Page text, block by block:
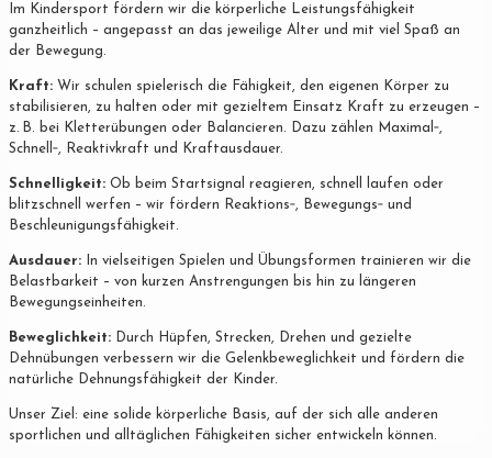
Im Kindersport fördern wir die körperliche Leistungsfähigkeit
ganzheitlich – angepasst an das jeweilige Alter und mit viel Spaß an
der Bewegung.
Kraft: Wir schulen spielerisch die Fähigkeit, den eigenen Körper zu
stabilisieren, zu halten oder mit gezieltem Einsatz Kraft zu erzeugen –
z. B. bei Kletterübungen oder Balancieren. Dazu zählen Maximal‐,
Schnell‐, Reaktivkraft und Kraftausdauer.
Schnelligkeit: Ob beim Startsignal reagieren, schnell laufen oder
blitzschnell werfen – wir fördern Reaktions‐, Bewegungs‐ und
Beschleunigungsfähigkeit.
Ausdauer: In vielseitigen Spielen und Übungsformen trainieren wir die
Belastbarkeit – von kurzen Anstrengungen bis hin zu längeren
Bewegungseinheiten.
Beweglichkeit: Durch Hüpfen, Strecken, Drehen und gezielte
Dehnübungen verbessern wir die Gelenkbeweglichkeit und fördern die
natürliche Dehnungsfähigkeit der Kinder.
Unser Ziel: eine solide körperliche Basis, auf der sich alle anderen
sportlichen und alltäglichen Fähigkeiten sicher entwickeln können.